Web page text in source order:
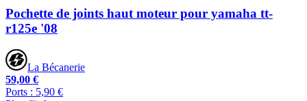
Pochette de joints haut moteur pour yamaha tt-
r125e '08
La Bécanerie
59,00 €
Ports : 5,90 €